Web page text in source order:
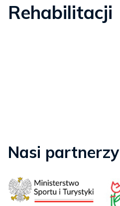
Rehabilitacji
Nasi partnerzy